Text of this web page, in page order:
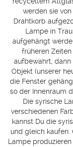
werden sie
Drahtkorb
Lampe in
aufgehängt
früheren
aufbewahrt, dann
Objekt (unserer
die Fenster
so der Innenraum
Die syrische
verschiedenen
kannst Du die
und gleich kaufen.
Lampe